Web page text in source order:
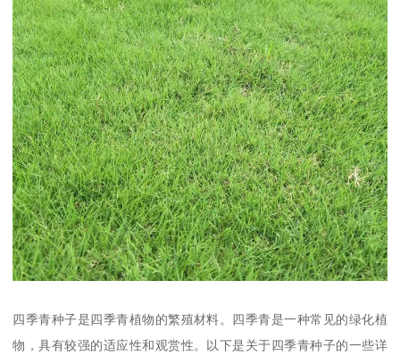
四季青种子是四季青植物的繁殖材料。四季青是一种常见的绿化植
物，具有较强的适应性和观赏性。以下是关于四季青种子的一些详